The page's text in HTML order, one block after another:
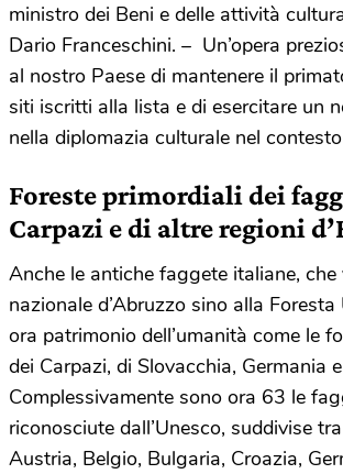
ministro dei Beni e delle attività
Dario Franceschini. – Un’opera
al nostro Paese di mantenere il
siti iscritti alla lista e di esercitare un
nella diplomazia culturale nel
Foreste primordiali dei
Carpazi e di altre regioni
Anche le antiche faggete italiane,
nazionale d’Abruzzo sino alla
ora patrimonio dell’umanità come le
dei Carpazi, di Slovacchia, Germania
Complessivamente sono ora 63 le
riconosciute dall’Unesco, suddivise
Austria, Belgio, Bulgaria, Croazia,